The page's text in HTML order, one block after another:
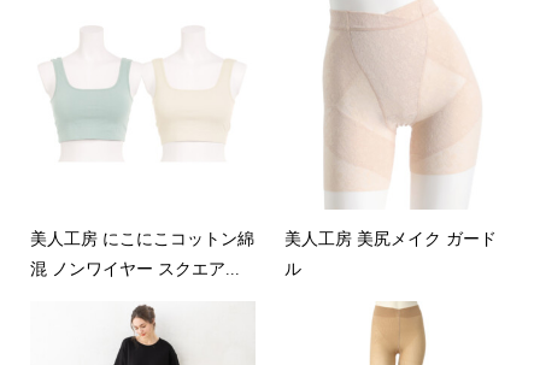
美人工房 にこにこコットン綿
混 ノンワイヤー スクエア...
美人工房 美尻メイク ガード
ル